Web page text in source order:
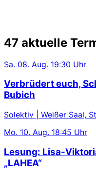
47 aktuelle
Sa. 08. Aug. 19:30 Uhr
Verbrüdert euch,
Bubich
Solektiv | Weißer Saal,
Mo. 10. Aug. 18:45 Uhr
Lesung: Lisa-
„LAHEA“